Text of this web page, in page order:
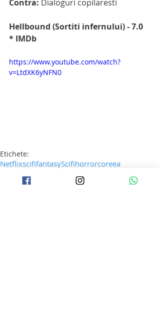
Contra: Dialoguri copilaresti
Hellbound (Sortiti infernului) - 7.0
* IMDb
https://www.youtube.com/watch?
v=LtdXK6yNFN0
Etichete:
NetflixscififantasyScifihorrorcoreea
Seriale noi
Thriller